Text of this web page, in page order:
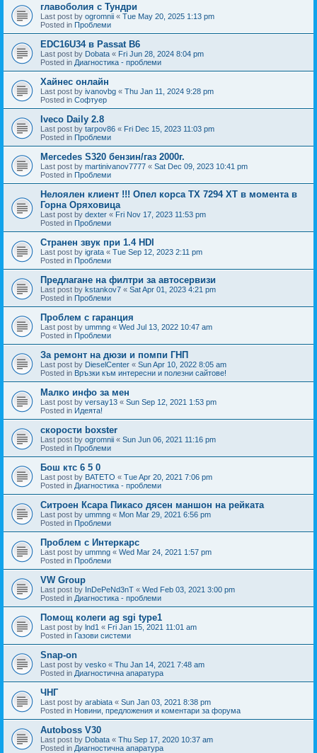
главоболия с Тундри
Last post by ogromnii « Tue May 20, 2025 1:13 pm
Posted in Проблеми
EDC16U34 в Passat B6
Last post by Dobata « Fri Jun 28, 2024 8:04 pm
Posted in Диагностика - проблеми
Хайнес онлайн
Last post by ivanovbg « Thu Jan 11, 2024 9:28 pm
Posted in Софтуер
Iveco Daily 2.8
Last post by tarpov86 « Fri Dec 15, 2023 11:03 pm
Posted in Проблеми
Mercedes S320 бензин/газ 2000г.
Last post by martinivanov7777 « Sat Dec 09, 2023 10:41 pm
Posted in Проблеми
Нелоялен клиент !!! Опел корса ТХ 7294 ХТ в момента в
Горна Оряховица
Last post by dexter « Fri Nov 17, 2023 11:53 pm
Posted in Проблеми
Странен звук при 1.4 HDI
Last post by igrata « Tue Sep 12, 2023 2:11 pm
Posted in Проблеми
Предлагане на филтри за автосервизи
Last post by kstankov7 « Sat Apr 01, 2023 4:21 pm
Posted in Проблеми
Проблем с гаранция
Last post by ummng « Wed Jul 13, 2022 10:47 am
Posted in Проблеми
За ремонт на дюзи и помпи ГНП
Last post by DieselCenter « Sun Apr 10, 2022 8:05 am
Posted in Връзки към интересни и полезни сайтове!
Малко инфо за мен
Last post by versay13 « Sun Sep 12, 2021 1:53 pm
Posted in Идеята!
скорости boxster
Last post by ogromnii « Sun Jun 06, 2021 11:16 pm
Posted in Проблеми
Бош ктс 6 5 0
Last post by BATETO « Tue Apr 20, 2021 7:06 pm
Posted in Диагностика - проблеми
Ситроен Ксара Пикасо дясен маншон на рейката
Last post by ummng « Mon Mar 29, 2021 6:56 pm
Posted in Проблеми
Проблем с Интеркарс
Last post by ummng « Wed Mar 24, 2021 1:57 pm
Posted in Проблеми
VW Group
Last post by InDePeNd3nT « Wed Feb 03, 2021 3:00 pm
Posted in Диагностика - проблеми
Помощ колеги ag sgi type1
Last post by lnd1 « Fri Jan 15, 2021 11:01 am
Posted in Газови системи
Snap-on
Last post by vesko « Thu Jan 14, 2021 7:48 am
Posted in Диагностична апаратура
ЧНГ
Last post by arabiata « Sun Jan 03, 2021 8:38 pm
Posted in Новини, предложения и коментари за форума
Autoboss V30
Last post by Dobata « Thu Sep 17, 2020 10:37 am
Posted in Диагностична апаратура